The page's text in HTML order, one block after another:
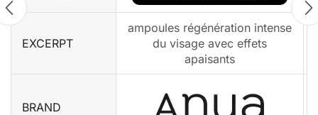
EXCERPT
ampoules régénération intense
du visage avec effets
apaisants
BRAND